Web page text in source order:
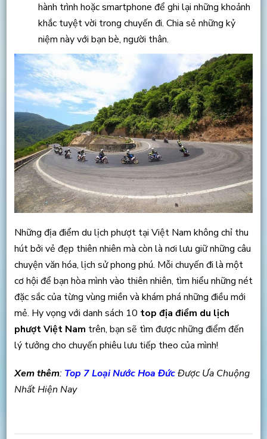
hành trình hoặc smartphone để ghi lại những khoảnh
khắc tuyệt vời trong chuyến đi. Chia sẻ những kỷ
niệm này với bạn bè, người thân.
Những địa điểm du lịch phượt tại Việt Nam không chỉ thu
hút bởi vẻ đẹp thiên nhiên mà còn là nơi lưu giữ những câu
chuyện văn hóa, lịch sử phong phú. Mỗi chuyến đi là một
cơ hội để bạn hòa mình vào thiên nhiên, tìm hiểu những nét
đặc sắc của từng vùng miền và khám phá những điều mới
mẻ. Hy vọng với danh sách 10 top địa điểm du lịch
phượt Việt Nam trên, bạn sẽ tìm được những điểm đến
lý tưởng cho chuyến phiêu lưu tiếp theo của mình!
Xem thêm: Top 7 Loại Nước Hoa ĐứcĐược Ưa Chuộng
Nhất Hiện Nay